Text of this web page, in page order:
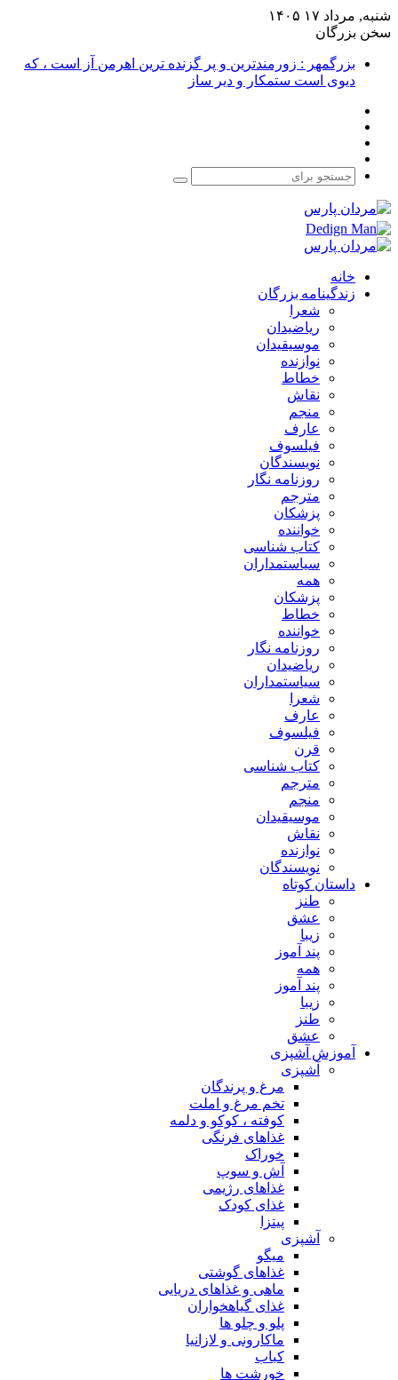
شنبه, مرداد ۱۷ ۱۴۰۵
سخن بزرگان
بزرگمهر : زورمندترین و پر گزنده ترین اهرمن آز است ، که
دیوی است ستمکار و دیر ساز
جستجو
خانه
زندگینامه بزرگان
شعرا
ریاضیدان
موسیقیدان
نوازنده
خطاط
نقاش
منجم
عارف
فیلسوف
نویسندگان
روزنامه نگار
مترجم
پزشکان
خواننده
کتاب شناسی
سیاستمداران
همه
پزشکان
خطاط
خواننده
روزنامه نگار
ریاضیدان
سیاستمداران
شعرا
عارف
فیلسوف
قرن
کتاب شناسی
مترجم
منجم
موسیقیدان
نقاش
نوازنده
نویسندگان
داستان کوتاه
طنز
عشق
زیبا
پند آموز
همه
پند آموز
زیبا
طنز
عشق
آموزش آشپزی
آشپزی
مرغ و پرندگان
تخم مرغ و املت
کوفته ، کوکو و دلمه
غذاهای فرنگی
خوراک
آش و سوپ
غذاهای رژیمی
غذای کودک
پیتزا
آشپزی
میگو
غذاهای گوشتی
ماهی و غذاهای دریایی
غذای گیاهخواران
پلو و چلو ها
ماکارونی و لازانیا
کباب
خورشت ها